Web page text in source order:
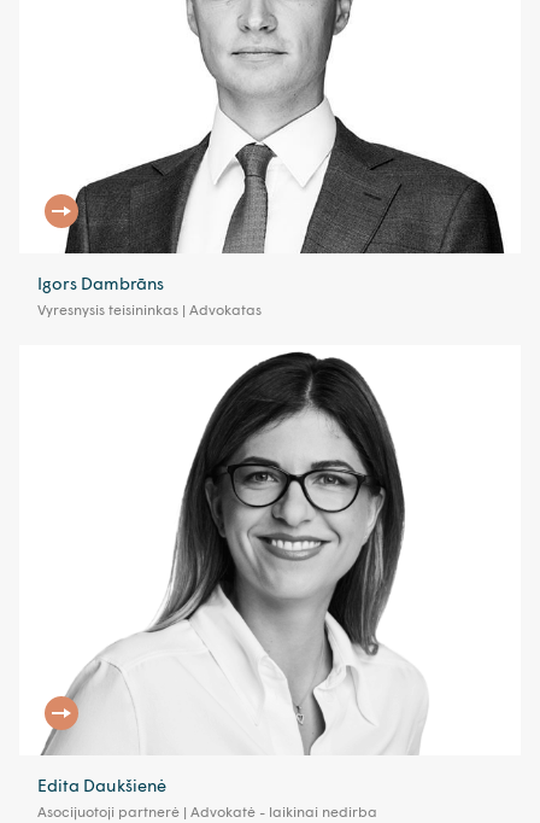
Igors Dambrāns
Vyresnysis teisininkas | Advokatas
Edita Daukšienė
Asocijuotoji partnerė | Advokatė - laikinai nedirba